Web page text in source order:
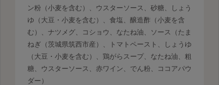
ン粉（小麦を含む）、ウスターソース、砂糖、しょう
ゆ（大豆・小麦を含む）、食塩、醸造酢（小麦を含
む）、ナツメグ、コショウ、なたね油、ソース（たま
ねぎ（茨城県筑西市産）、トマトペースト、しょうゆ
（大豆・小麦を含む）、鶏がらスープ、なたね油、粗
糖、ウスターソース、赤ワイン、でん粉、ココアパウ
ダー）